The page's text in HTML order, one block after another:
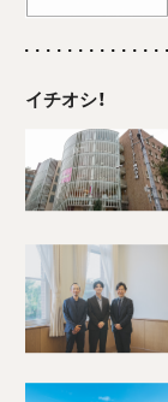
イチオシ！